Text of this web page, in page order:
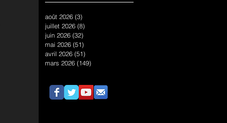
août 2026 (3)
juillet 2026 (8)
juin 2026 (32)
mai 2026 (51)
avril 2026 (51)
mars 2026 (149)